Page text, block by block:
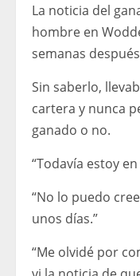
La noticia del
hombre en
semanas
Sin saberlo,
cartera y nunca
ganado o no.
“Todavía estoy
“No lo puedo
unos días.”
“Me olvidé por